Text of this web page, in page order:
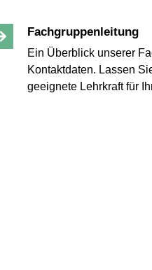
Fachgruppenleitung
Ein Überblick unserer
Kontaktdaten. Lassen
geeignete Lehrkraft für